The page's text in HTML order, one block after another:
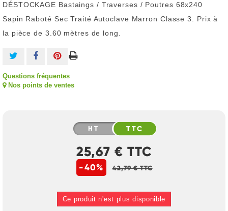
DÉSTOCKAGE Bastaings / Traverses / Poutres 68x240
Sapin Raboté Sec Traité Autoclave Marron Classe 3. Prix à
la pièce de 3.60 mètres de long.
Questions fréquentes
Nos points de ventes
HT TTC
25,67 € TTC
-40% 42,79 € TTC
Ce produit n'est plus disponible